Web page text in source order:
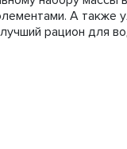
А также
рацион для